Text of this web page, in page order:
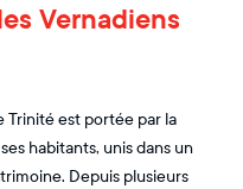
Vernadiens
Trinité est portée par la
habitants, unis dans un
Depuis plusieurs